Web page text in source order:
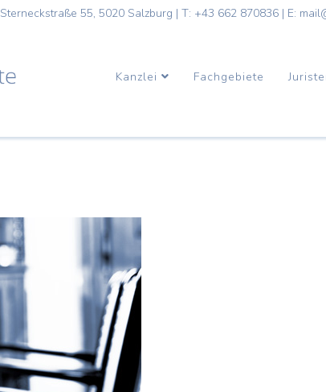
Sterneckstraße 55, 5020 Salzburg | T: +43 662 870836| E:
Kanzlei Fachgebiete